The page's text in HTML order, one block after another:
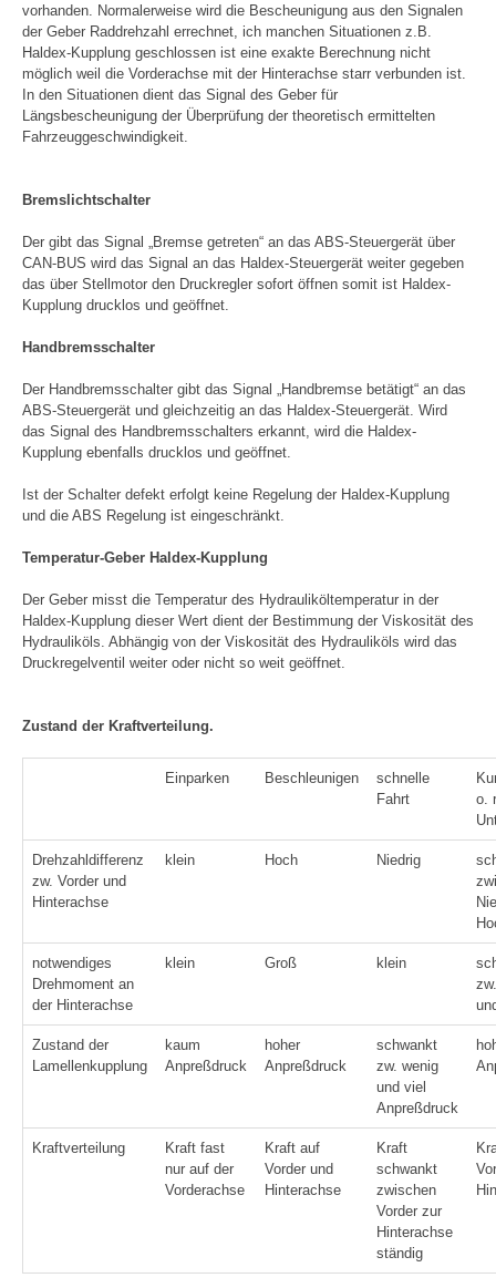
vorhanden. Normalerweise wird die Bescheunigung aus den Signalen
der Geber Raddrehzahl errechnet, ich manchen Situationen z.B.
Haldex-Kupplung geschlossen ist eine exakte Berechnung nicht
möglich weil die Vorderachse mit der Hinterachse starr verbunden ist.
In den Situationen dient das Signal des Geber für
Längsbescheunigung der Überprüfung der theoretisch ermittelten
Fahrzeuggeschwindigkeit.
Bremslichtschalter
Der gibt das Signal „Bremse getreten“ an das ABS-Steuergerät über
CAN-BUS wird das Signal an das Haldex-Steuergerät weiter gegeben
das über Stellmotor den Druckregler sofort öffnen somit ist Haldex-
Kupplung drucklos und geöffnet.
Handbremsschalter
Der Handbremsschalter gibt das Signal „Handbremse betätigt“ an das
ABS-Steuergerät und gleichzeitig an das Haldex-Steuergerät. Wird
das Signal des Handbremsschalters erkannt, wird die Haldex-
Kupplung ebenfalls drucklos und geöffnet.
Ist der Schalter defekt erfolgt keine Regelung der Haldex-Kupplung
und die ABS Regelung ist eingeschränkt.
Temperatur-Geber Haldex-Kupplung
Der Geber misst die Temperatur des Hydrauliköltemperatur in der
Haldex-Kupplung dieser Wert dient der Bestimmung der Viskosität des
Hydrauliköls. Abhängig von der Viskosität des Hydrauliköls wird das
Druckregelventil weiter oder nicht so weit geöffnet.
Zustand der Kraftverteilung.
Einparken Beschleunigen
schnelle
Fahrt
o.
Drehzahldifferenz
zw. Vorder und
Hinterachse
klein Hoch Niedrig
notwendiges
Drehmoment an
der Hinterachse
klein Groß klein
Zustand der
Lamellenkupplung
kaum
Anpreßdruck
hoher
Anpreßdruck
schwankt
zw. wenig
und viel
Anpreßdruck
Kraftverteilung
Kraft fast
nur auf der
Vorderachse
Kraft auf
Vorder und
Hinterachse
Kraft
schwankt
zwischen
Vorder zur
Hinterachse
ständig